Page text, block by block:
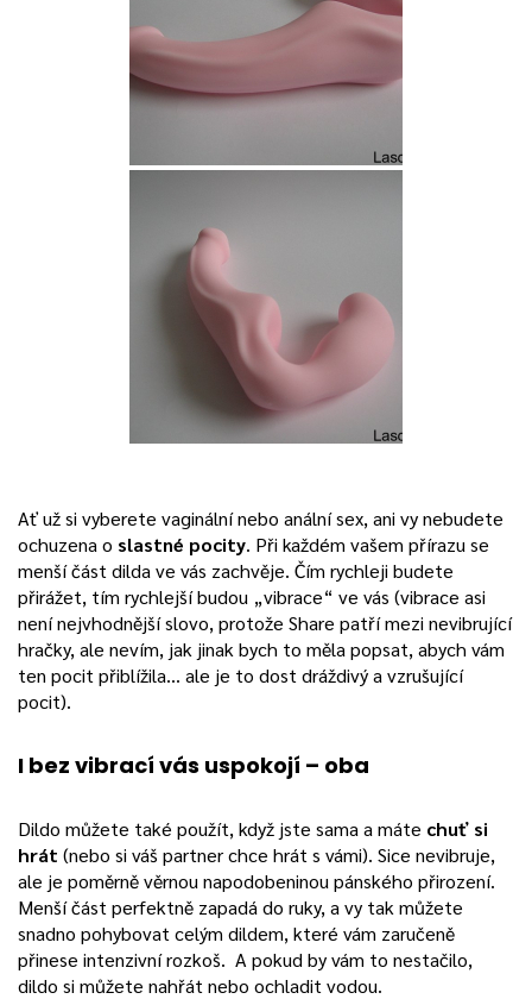
Ať už si vyberete vaginální nebo anální sex, ani vy nebudete
ochuzena o slastné pocity. Při každém vašem přírazu se
menší část dilda ve vás zachvěje. Čím rychleji budete
přirážet, tím rychlejší budou „vibrace“ ve vás (vibrace asi
není nejvhodnější slovo, protože Share patří mezi nevibrující
hračky, ale nevím, jak jinak bych to měla popsat, abych vám
ten pocit přiblížila… ale je to dost dráždivý a vzrušující
pocit).
I bez vibrací vás uspokojí – oba
Dildo můžete také použít, když jste sama a máte chuť si
hrát (nebo si váš partner chce hrát s vámi). Sice nevibruje,
ale je poměrně věrnou napodobeninou pánského přirození.
Menší část perfektně zapadá do ruky, a vy tak můžete
snadno pohybovat celým dildem, které vám zaručeně
přinese intenzivní rozkoš. A pokud by vám to nestačilo,
dildo si můžete nahřát nebo ochladit vodou.